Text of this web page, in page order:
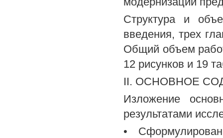
Структура и
введения, трех
Общий объем
12 рисунков и 19
II. ОСНОВНОЕ
Изложение
результатами
•